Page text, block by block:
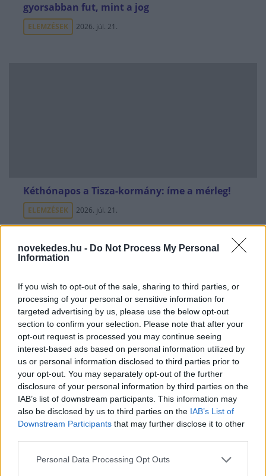
novekedes.hu - Do Not Process My Personal
Information
If you wish to opt-out of the sale, sharing to third parties, or
processing of your personal or sensitive information for
targeted advertising by us, please use the below opt-out
section to confirm your selection. Please note that after your
opt-out request is processed you may continue seeing
interest-based ads based on personal information utilized by
us or personal information disclosed to third parties prior to
your opt-out. You may separately opt-out of the further
disclosure of your personal information by third parties on the
IAB’s list of downstream participants. This information may
also be disclosed by us to third parties on the IAB’s List of
Downstream Participants that may further disclose it to other
Please note that this website/app uses one or more Google
Personal Data Processing Opt Outs
gyorsabban fut, mint a jog
ELEMZÉSEK 2026. júl. 21.
Kéthónapos a Tisza-kormány: íme a mérleg!
ELEMZÉSEK 2026. júl. 21.
Uniós források: íme a teendők, amelyek a
pénzek érkezéséhez még szükségesek
ELEMZÉSEK 2026. júl. 20.